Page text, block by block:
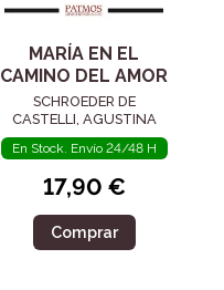
MARÍA EN EL
CAMINO DEL AMOR
SCHROEDER DE
CASTELLI, AGUSTINA
En Stock. Envío 24/48 H
17,90 €
Comprar